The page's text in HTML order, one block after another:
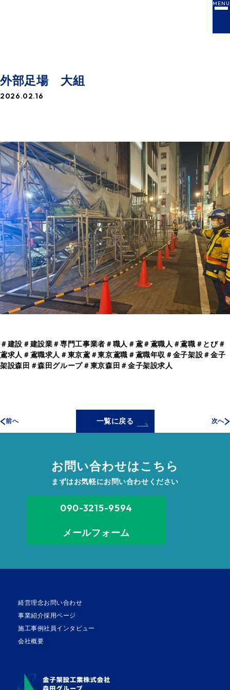
MENU
外部足場 大組
2026.02.16
＃建設＃建設業＃専門工事業者＃職人＃鳶＃鳶職人＃鳶職＃とび＃
鳶求人＃鳶職求人＃東京鳶＃東京鳶職＃鳶職年収＃金子架設＃金子
架設森田＃森田グループ＃東京森田＃金子架設求人
前へ 一覧に戻る 次へ
お問い合わせはこちら
まずはお気軽にお問い合わせください
090-3215-9594
メールフォーム
経営理念
事業紹介
施工事例
会社概要
お問い合わせ
採用ページ
社員インタビュー